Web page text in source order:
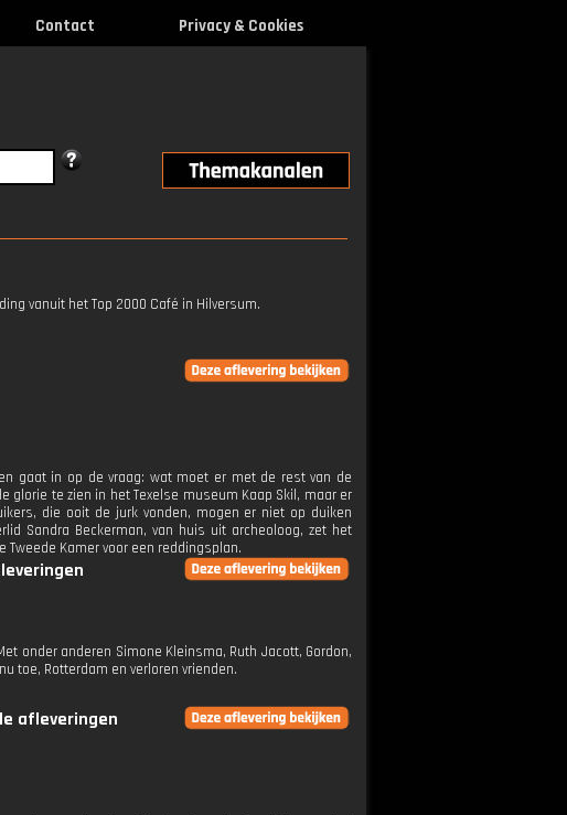
Contact Privacy & Cookies
vanuit het Top 2000 Café in Hilversum.
gaat in op de vraag: wat moet er met de rest van de
glorie te zien in het Texelse museum Kaap Skil, maar er
die ooit de jurk vonden, mogen er niet op duiken
Sandra Beckerman, van huis uit archeoloog, zet het
Kamer voor een reddingsplan.
onder anderen Simone Kleinsma, Ruth Jacott, Gordon,
toe, Rotterdam en verloren vrienden.
afleveringen